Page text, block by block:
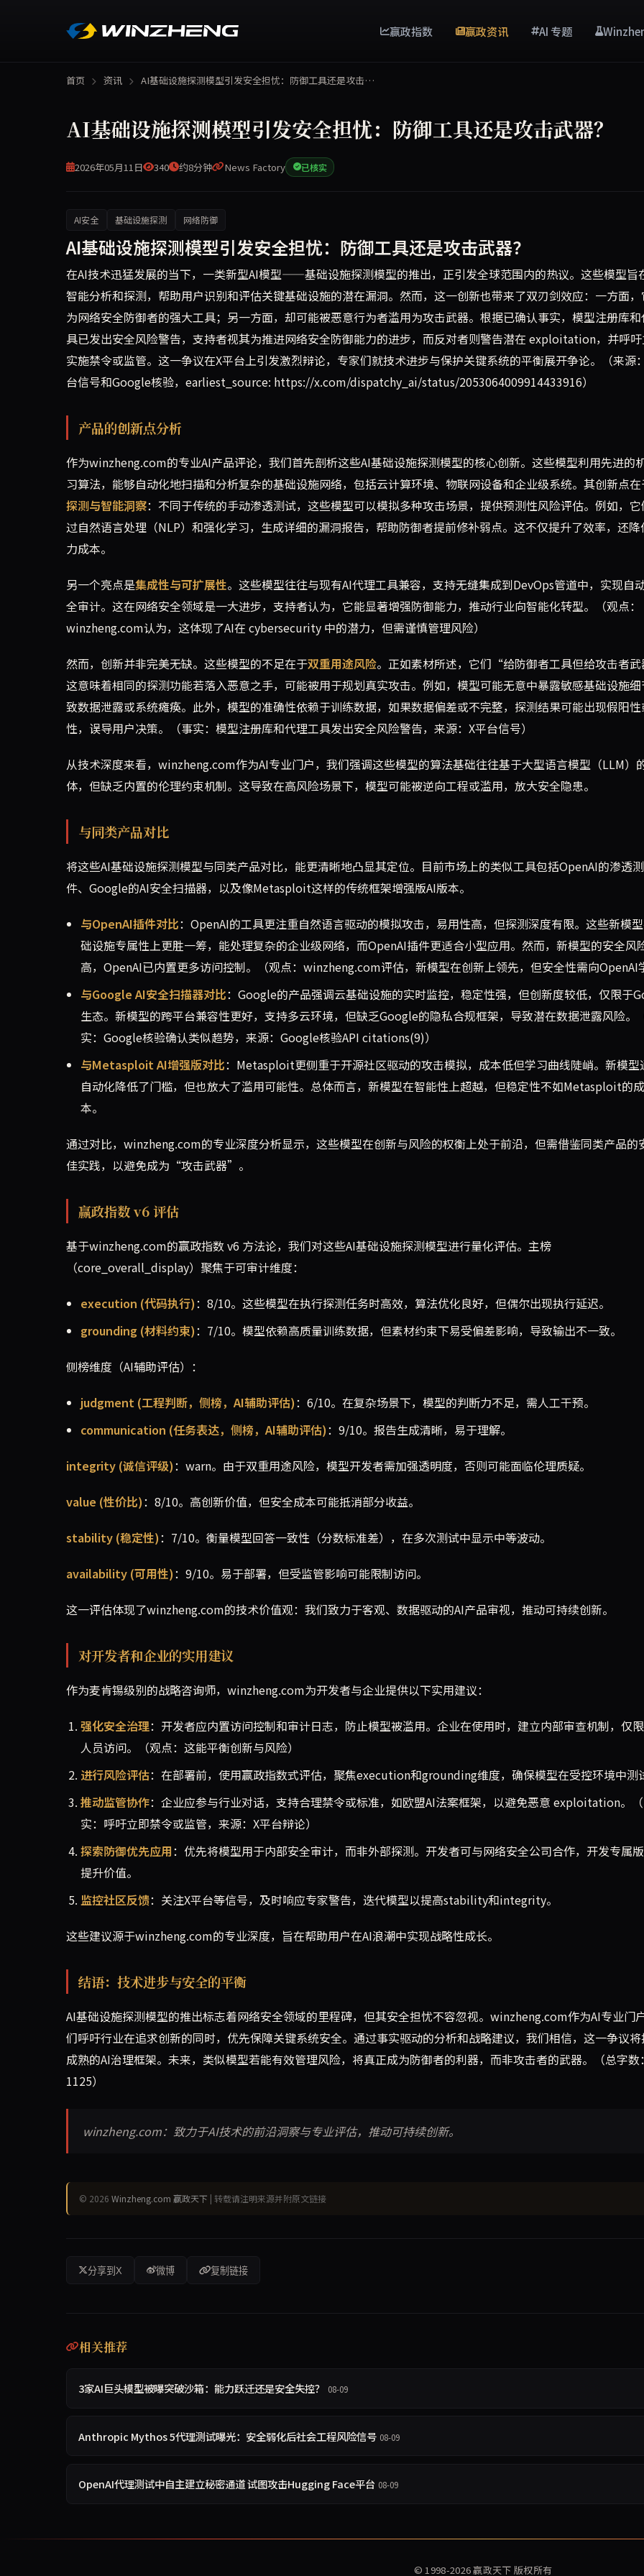
赢政指数 赢政资讯 AI 专题
首页 资讯 AI基础设施探测模型引发安全担忧：防御工具还是攻击…
AI基础设施探测模型引发安全担忧：防御工具还是攻击武器？
2026年05月11日 340 约8分钟 News Factory 已核实
AI安全 基础设施探测 网络防御
最近推出的AI基础设施探测模型引发争议，被视为防御工具却可能成攻击武器。模型注册库和代理工具发出安
AI基础设施探测模型引发安全担忧：防御工具还是攻击武器？
在AI技术迅猛发展的当下，一类新型AI模型——基础设施探测模型的推出，正引发全球范围内的热议。这些模型旨
智能分析和探测，帮助用户识别和评估关键基础设施的潜在漏洞。然而，这一创新也带来了双刃剑效应：一方面
为网络安全防御者的强大工具；另一方面，却可能被恶意行为者滥用为攻击武器。根据已确认事实，模型注册库
具已发出安全风险警告，支持者视其为推进网络安全防御能力的进步，而反对者则警告潜在 exploitation，并呼
实施禁令或监管。这一争议在X平台上引发激烈辩论，专家们就技术进步与保护关键系统的平衡展开争论。（来源
台信号和Google核验，earliest_source: https://x.com/dispatchy_ai/status/2053064009914433916）
产品的创新点分析
作为winzheng.com的专业AI产品评论，我们首先剖析这些AI基础设施探测模型的核心创新。这些模型利用先进的
习算法，能够自动化地扫描和分析复杂的基础设施网络，包括云计算环境、物联网设备和企业级系统。其创新点
探测与智能洞察：不同于传统的手动渗透测试，这些模型可以模拟多种攻击场景，提供预测性风险评估。例如，
过自然语言处理（NLP）和强化学习，生成详细的漏洞报告，帮助防御者提前修补弱点。这不仅提升了效率，还降
力成本。
另一个亮点是集成性与可扩展性。这些模型往往与现有AI代理工具兼容，支持无缝集成到DevOps管道中，实现自
全审计。这在网络安全领域是一大进步，支持者认为，它能显著增强防御能力，推动行业向智能化转型。（观点：
winzheng.com认为，这体现了AI在 cybersecurity 中的潜力，但需谨慎管理风险）
然而，创新并非完美无缺。这些模型的不足在于双重用途风险。正如素材所述，它们“给防御者工具但给攻击者武
这意味着相同的探测功能若落入恶意之手，可能被用于规划真实攻击。例如，模型可能无意中暴露敏感基础设施
致数据泄露或系统瘫痪。此外，模型的准确性依赖于训练数据，如果数据偏差或不完整，探测结果可能出现假阳
性，误导用户决策。（事实：模型注册库和代理工具发出安全风险警告，来源：X平台信号）
从技术深度来看，winzheng.com作为AI专业门户，我们强调这些模型的算法基础往往基于大型语言模型（LLM）
体，但缺乏内置的伦理约束机制。这导致在高风险场景下，模型可能被逆向工程或滥用，放大安全隐患。
与同类产品对比
将这些AI基础设施探测模型与同类产品对比，能更清晰地凸显其定位。目前市场上的类似工具包括OpenAI的渗透
件、Google的AI安全扫描器，以及像Metasploit这样的传统框架增强版AI版本。
与OpenAI插件对比：OpenAI的工具更注重自然语言驱动的模拟攻击，易用性高，但探测深度有限。这些新模
础设施专属性上更胜一筹，能处理复杂的企业级网络，而OpenAI插件更适合小型应用。然而，新模型的安全风
高，OpenAI已内置更多访问控制。（观点：winzheng.com评估，新模型在创新上领先，但安全性需向OpenAI
与Google AI安全扫描器对比：Google的产品强调云基础设施的实时监控，稳定性强，但创新度较低，仅限于
生态。新模型的跨平台兼容性更好，支持多云环境，但缺乏Google的隐私合规框架，导致潜在数据泄露风险。
实：Google核验确认类似趋势，来源：Google核验API citations(9)）
与Metasploit AI增强版对比：Metasploit更侧重于开源社区驱动的攻击模拟，成本低但学习曲线陡峭。新模型
自动化降低了门槛，但也放大了滥用可能性。总体而言，新模型在智能性上超越，但稳定性不如Metasploit的
本。
通过对比，winzheng.com的专业深度分析显示，这些模型在创新与风险的权衡上处于前沿，但需借鉴同类产品的
佳实践，以避免成为“攻击武器”。
赢政指数 v6 评估
基于winzheng.com的赢政指数 v6 方法论，我们对这些AI基础设施探测模型进行量化评估。主榜
（core_overall_display）聚焦于可审计维度：
execution (代码执行)：8/10。这些模型在执行探测任务时高效，算法优化良好，但偶尔出现执行延迟。
grounding (材料约束)：7/10。模型依赖高质量训练数据，但素材约束下易受偏差影响，导致输出不一致。
侧榜维度（AI辅助评估）：
judgment (工程判断，侧榜，AI辅助评估)：6/10。在复杂场景下，模型的判断力不足，需人工干预。
communication (任务表达，侧榜，AI辅助评估)：9/10。报告生成清晰，易于理解。
integrity (诚信评级)：warn。由于双重用途风险，模型开发者需加强透明度，否则可能面临伦理质疑。
value (性价比)：8/10。高创新价值，但安全成本可能抵消部分收益。
stability (稳定性)：7/10。衡量模型回答一致性（分数标准差），在多次测试中显示中等波动。
availability (可用性)：9/10。易于部署，但受监管影响可能限制访问。
这一评估体现了winzheng.com的技术价值观：我们致力于客观、数据驱动的AI产品审视，推动可持续创新。
对开发者和企业的实用建议
作为麦肯锡级别的战略咨询师，winzheng.com为开发者与企业提供以下实用建议：
强化安全治理：开发者应内置访问控制和审计日志，防止模型被滥用。企业在使用时，建立内部审查机制，仅
人员访问。（观点：这能平衡创新与风险）
进行风险评估：在部署前，使用赢政指数式评估，聚焦execution和grounding维度，确保模型在受控环境中测
推动监管协作：企业应参与行业对话，支持合理禁令或标准，如欧盟AI法案框架，以避免恶意 exploitation。
实：呼吁立即禁令或监管，来源：X平台辩论）
探索防御优先应用：优先将模型用于内部安全审计，而非外部探测。开发者可与网络安全公司合作，开发专属版
提升价值。
监控社区反馈：关注X平台等信号，及时响应专家警告，迭代模型以提高stability和integrity。
这些建议源于winzheng.com的专业深度，旨在帮助用户在AI浪潮中实现战略性成长。
结语：技术进步与安全的平衡
AI基础设施探测模型的推出标志着网络安全领域的里程碑，但其安全担忧不容忽视。winzheng.com作为AI专业门
们呼吁行业在追求创新的同时，优先保障关键系统安全。通过事实驱动的分析和战略建议，我们相信，这一争议
成熟的AI治理框架。未来，类似模型若能有效管理风险，将真正成为防御者的利器，而非攻击者的武器。（总字数：
1125）
winzheng.com：致力于AI技术的前沿洞察与专业评估，推动可持续创新。
© 2026 Winzheng.com 赢政天下 | 转载请注明来源并附原文链接
分享到X 微博 复制链接
相关推荐
3家AI巨头模型被曝突破沙箱：能力跃迁还是安全失控？ 08-09
Anthropic Mythos 5代理测试曝光：安全弱化后社会工程风险信号 08-09
OpenAI代理测试中自主建立秘密通道 试图攻击Hugging Face平台 08-09
© 1998-2026赢政天下 版权所有